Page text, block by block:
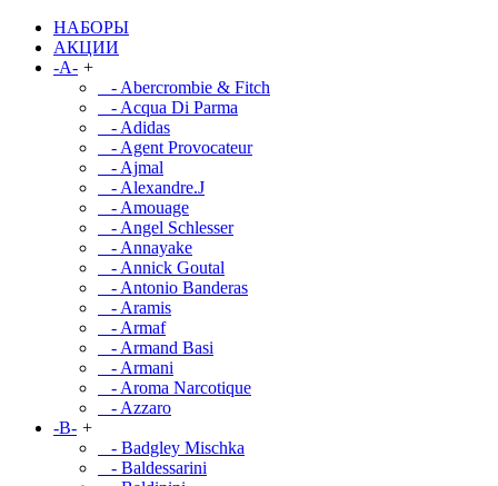
НАБОРЫ
АКЦИИ
-A- +
- Abercrombie & Fitch
- Acqua Di Parma
- Adidas
- Agent Provocateur
- Ajmal
- Alexandre.J
- Amouage
- Angel Schlesser
- Annayake
- Annick Goutal
- Antonio Banderas
- Aramis
- Armaf
- Armand Basi
- Armani
- Aroma Narcotique
- Azzaro
-B- +
- Badgley Mischka
- Baldessarini